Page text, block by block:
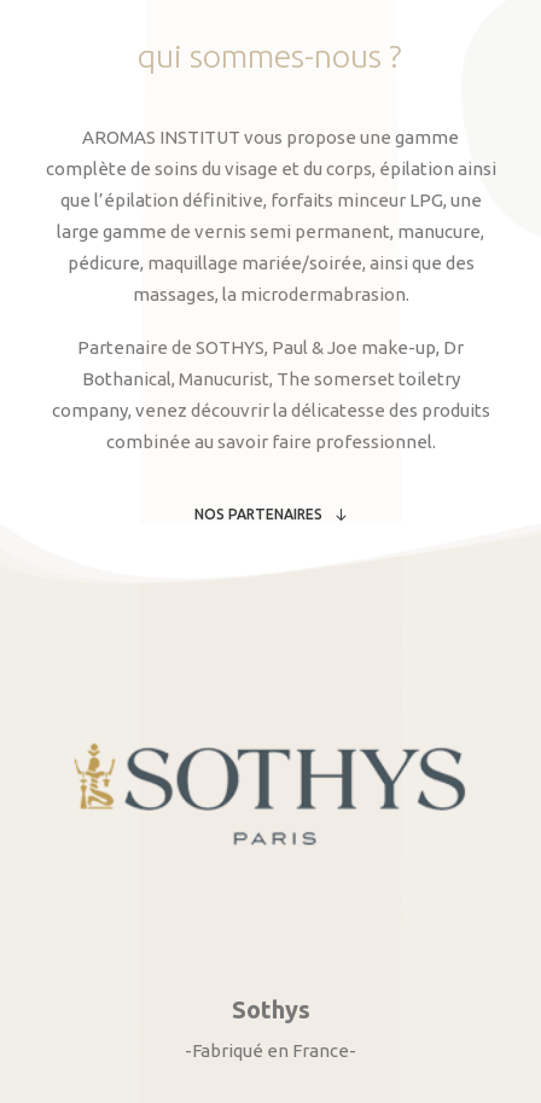
qui sommes-nous ?
AROMAS INSTITUT vous propose une gamme
complète de soins du visage et du corps, épilation ainsi
que l’épilation définitive, forfaits minceur LPG, une
large gamme de vernis semi permanent, manucure,
pédicure, maquillage mariée/soirée, ainsi que des
massages, la microdermabrasion.
Partenaire de SOTHYS, Paul & Joe make-up, Dr
Bothanical, Manucurist, The somerset toiletry
company, venez découvrir la délicatesse des produits
combinée au savoir faire professionnel.
NOS PARTENAIRES
Sothys
-Fabriqué en France-